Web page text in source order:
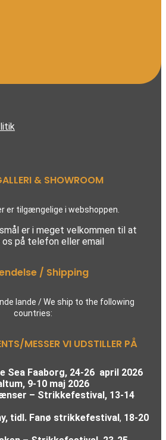
& SHOWROOM
er tilgængelige i webshoppen.
er i meget velkommen til at
på telefon eller email
/ Shipping
lande / We ship to the following
countries:
MESSER VI UDSTILLER PÅ
Sea Faaborg, 24-26 april 2026
9-10 maj 2026
– Strikkefestival, 13-14
tidl. Fanø strikkefestival , 18-20